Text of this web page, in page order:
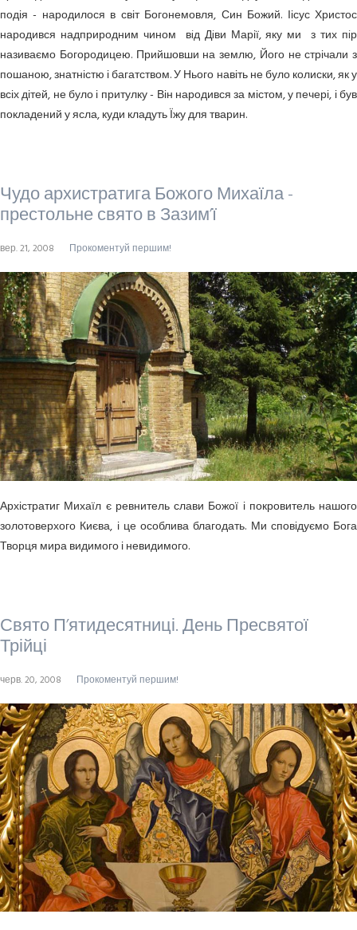
подія - народилося в світ Богонемовля, Син Божий. Іісус Христос
народився надприродним чином вiд Дiви Марії, яку ми з тих пiр
називаємо Богородицею. Прийшовши на землю, Його не стрічали з
поша­ною, знатністю і багатством. У Нього навіть не було колиски, як у
всіх дітей, не було і притулку - Він народився за містом, у печері, і був
покладений у ясла, куди кладуть Їжу для тварин.
Чудо архистратига Божого Михаїла -
престольне свято в Зазим’ї
вер. 21, 2008 Прокоментуй першим!
Архістратиг Михаїл є ревнитель слави Божої і покровитель нашого
золотоверхого Києва, і це особлива благодать. Ми сповідуємо Бога
Творця мира видимого і невидимого.
Свято П’ятидесятниці. День Пресвятої
Трійці
черв. 20, 2008 Прокоментуй першим!